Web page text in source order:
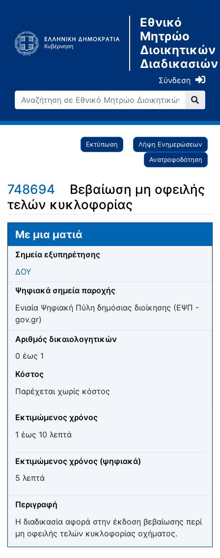
Εθνικό
Μητρώο
Διοικητικών
Διαδικασιών
Σύνδεση
Εκτύπωση
Λήψη Ενημερώσεων
Ανατροφοδότηση
748694
Βεβαίωση μη οφειλής
τελών κυκλοφορίας
Μετάβαση σε: πλοήγηση
Με μια ματιά
Σημεία εξυπηρέτησης
ΔΟΥ
Ψηφιακά σημεία παροχής
Ενιαία Ψηφιακή Πύλη δημόσιας διοίκησης (ΕΨΠ -
gov.gr)
Αριθμός δικαιολογητικών
0 έως 1
Κόστος
Παρέχεται χωρίς κόστος
Εκτιμώμενος χρόνος
1 έως 10 λεπτά
Εκτιμώμενος χρόνος (ψηφιακά)
5 λεπτά
Περιγραφή
Η διαδικασία αφορά στην έκδοση βεβαίωσης περί
μη οφειλής τελών κυκλοφορίας οχήματος.